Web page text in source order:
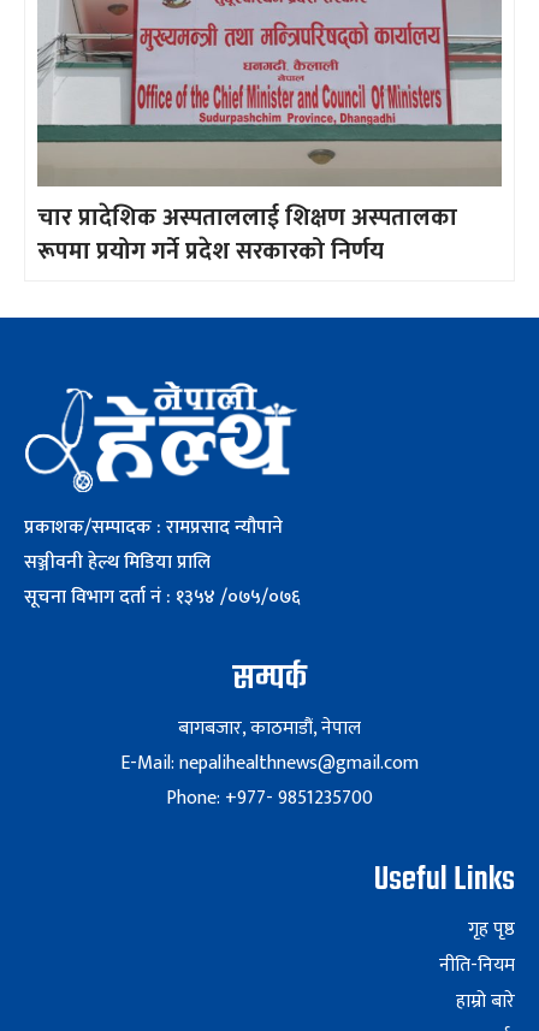
चार प्रादेशिक अस्पताललाई शिक्षण अस्पतालका
रूपमा प्रयोग गर्ने प्रदेश सरकारको निर्णय
प्रकाशक/सम्पादक : रामप्रसाद न्यौपाने
सञ्जीवनी हेल्थ मिडिया प्रालि
सूचना विभाग दर्ता नं : १३५४ /०७५/०७६
सम्पर्क
बागबजार, काठमाडौं, नेपाल
E-Mail: nepalihealthnews@gmail.com
Phone: +977- 9851235700
Useful Links
गृह पृष्ठ
नीति-नियम
हाम्रो बारे